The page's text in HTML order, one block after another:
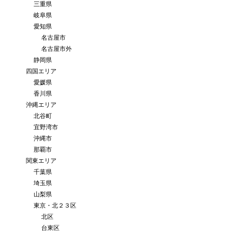
三重県
岐阜県
愛知県
名古屋市
名古屋市外
静岡県
四国エリア
愛媛県
香川県
沖縄エリア
北谷町
宜野湾市
沖縄市
那覇市
関東エリア
千葉県
埼玉県
山梨県
東京・北２３区
北区
台東区